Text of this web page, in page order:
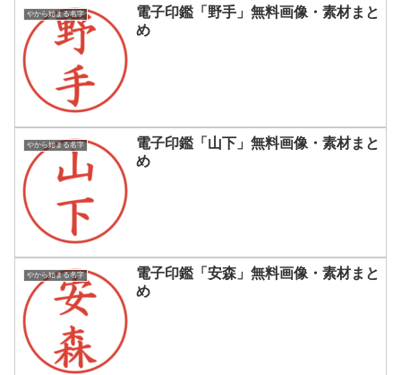
やから始まる名字
電子印鑑「野手」無料画像・素材まと
め
やから始まる名字
電子印鑑「山下」無料画像・素材まと
め
やから始まる名字
電子印鑑「安森」無料画像・素材まと
め